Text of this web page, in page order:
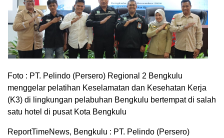
Foto : PT. Pelindo (Persero) Regional 2 Bengkulu
menggelar pelatihan Keselamatan dan Kesehatan Kerja
(K3) di lingkungan pelabuhan Bengkulu bertempat di salah
satu hotel di pusat Kota Bengkulu
ReportTimeNews, Bengkulu : PT. Pelindo (Persero)